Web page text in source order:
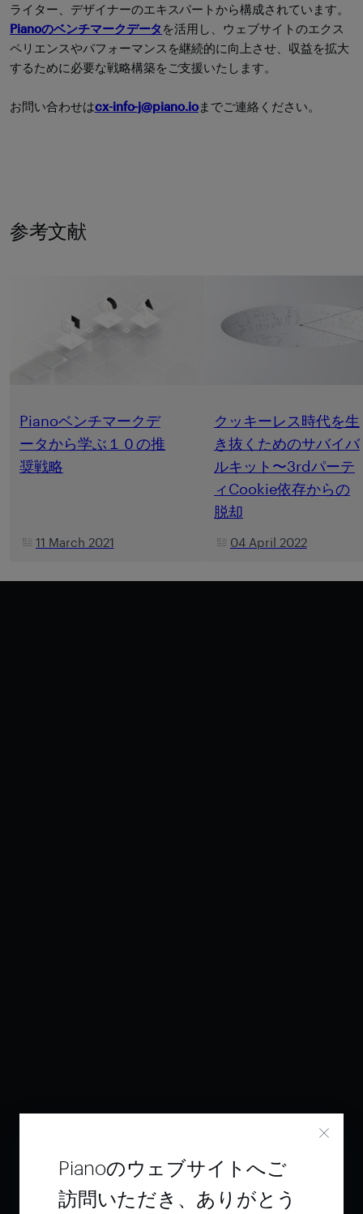
ライター、デザイナーのエキスパートから構成されています。
Pianoのベンチマークデータ を活用し、ウェブサイトのエクス
ペリエンスやパフォーマンスを継続的に向上させ、収益を拡大
するために必要な戦略構築をご支援いたします。
お問い合わせはcx-info-j@piano.ioまでご連絡ください。
参考文献
Pianoベンチマークデ
ータから学ぶ１０の推
奨戦略
11 March 2021
クッキーレス時代を生
き抜くためのサバイバ
ルキット〜3rdパーテ
ィCookie依存からの
脱却
04 April 2022
Pianoのウェブサイトへご
訪問いただき、ありがとう